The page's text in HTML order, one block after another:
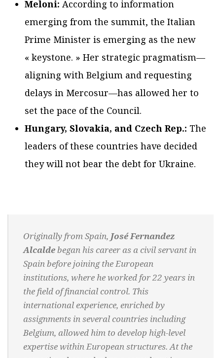
Meloni: According to information
emerging from the summit, the Italian
Prime Minister is emerging as the new
« keystone. » Her strategic pragmatism—
aligning with Belgium and requesting
delays in Mercosur—has allowed her to
set the pace of the Council.
Hungary, Slovakia, and Czech Rep.: The
leaders of these countries have decided
they will not bear the debt for Ukraine.
Originally from Spain, José Fernandez
Alcaldebegan his career as a civil servant in
Spain before joining the European
institutions, where he worked for 22 years in
the field of financial control. This
international experience, enriched by
assignments in several countries including
Belgium, allowed him to develop high-level
expertise within European structures. At the